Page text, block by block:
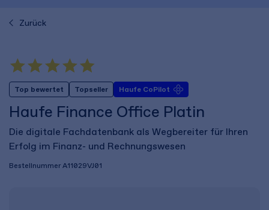
Zurück
Top bewertet Topseller Haufe CoPilot
Haufe Finance Office Platin
Die digitale Fachdatenbank als Wegbereiter für Ihren
Erfolg im Finanz- und Rechnungswesen
Bestellnummer A11029VJ01